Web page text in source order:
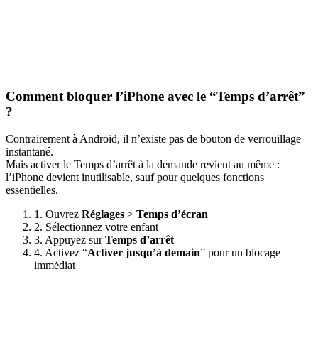
Comment bloquer l’iPhone avec le “Temps d’arrêt”
?
Contrairement à Android, il n’existe pas de bouton de verrouillage
instantané.
Mais activer le Temps d’arrêt à la demande revient au même :
l’iPhone devient inutilisable, sauf pour quelques fonctions
essentielles.
1. Ouvrez Réglages > Temps d’écran
2. Sélectionnez votre enfant
3. Appuyez surTemps d’arrêt
4. Activez “Activer jusqu’à demain” pour un blocage
immédiat